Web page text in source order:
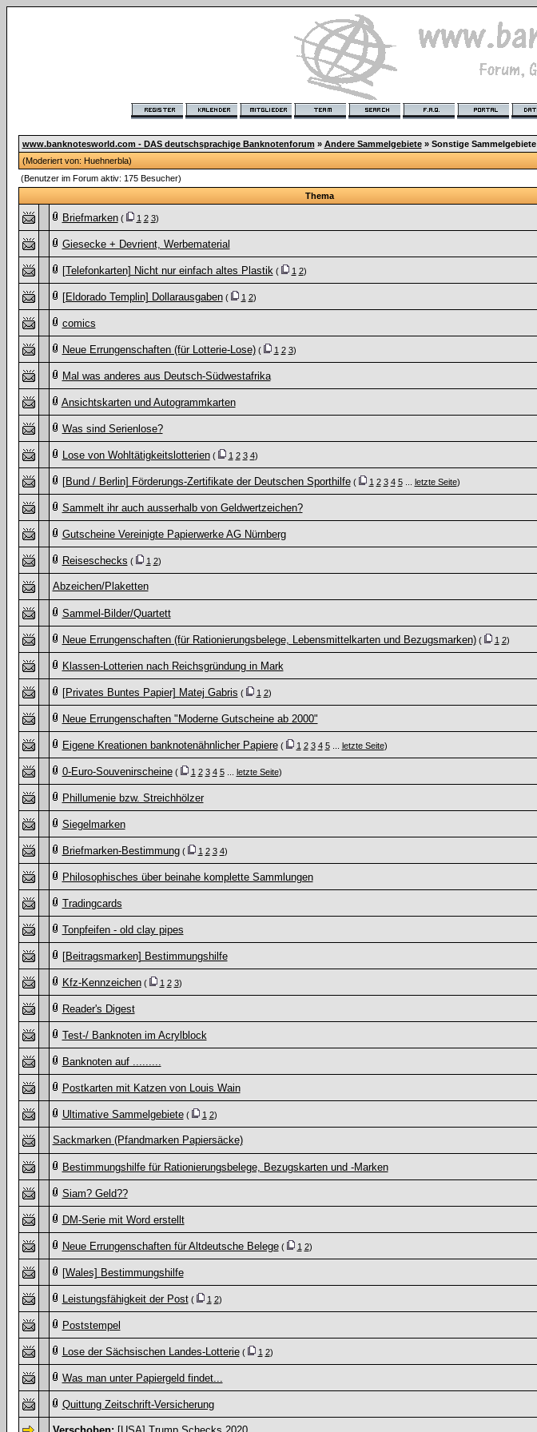
www.banknotesworld.com - DAS deutschsprachige Banknotenforum » Andere Sammelgebiete» Sonstige Sammelgebiete
(Moderiert von: Huehnerbla)
(Benutzer im Forum aktiv: 175 Besucher)
Thema
Briefmarken( 1 2 3)
Giesecke + Devrient, Werbematerial
[Telefonkarten] Nicht nur einfach altes Plastik ( 1 2)
[Eldorado Templin] Dollarausgaben( 1 2)
comics
Neue Errungenschaften (für Lotterie-Lose)( 1 2 3)
Mal was anderes aus Deutsch-Südwestafrika
Ansichtskarten und Autogrammkarten
Was sind Serienlose?
Lose von Wohltätigkeitslotterien( 1 2 3 4)
[Bund / Berlin] Förderungs-Zertifikate der Deutschen Sporthilfe( 1 2 3 4 5... letzte Seite)
Sammelt ihr auch ausserhalb von Geldwertzeichen?
Gutscheine Vereinigte Papierwerke AG Nürnberg
Reiseschecks ( 1 2)
Abzeichen/Plaketten
Sammel-Bilder/Quartett
Neue Errungenschaften (für Rationierungsbelege, Lebensmittelkarten und Bezugsmarken)( 1 2)
Klassen-Lotterien nach Reichsgründung in Mark
[Privates Buntes Papier] Matej Gabris ( 1 2)
Neue Errungenschaften "Moderne Gutscheine ab 2000"
Eigene Kreationen banknotenähnlicher Papiere( 1 2 3 4 5... letzte Seite)
0-Euro-Souvenirscheine( 1 2 3 4 5... letzte Seite)
Phillumenie bzw. Streichhölzer
Siegelmarken
Briefmarken-Bestimmung( 1 2 3 4)
Philosophisches über beinahe komplette Sammlungen
Tradingcards
Tonpfeifen - old clay pipes
[Beitragsmarken] Bestimmungshilfe
Kfz-Kennzeichen( 1 2 3)
Reader's Digest
Test-/ Banknoten im Acrylblock
Banknoten auf .........
Postkarten mit Katzen von Louis Wain
Ultimative Sammelgebiete( 1 2)
Sackmarken (Pfandmarken Papiersäcke)
Bestimmungshilfe für Rationierungsbelege, Bezugskarten und -Marken
Siam? Geld??
DM-Serie mit Word erstellt
Neue Errungenschaften für Altdeutsche Belege( 1 2)
[Wales] Bestimmungshilfe
Leistungsfähigkeit der Post( 1 2)
Poststempel
Lose der Sächsischen Landes-Lotterie( 1 2)
Was man unter Papiergeld findet...
Quittung Zeitschrift-Versicherung